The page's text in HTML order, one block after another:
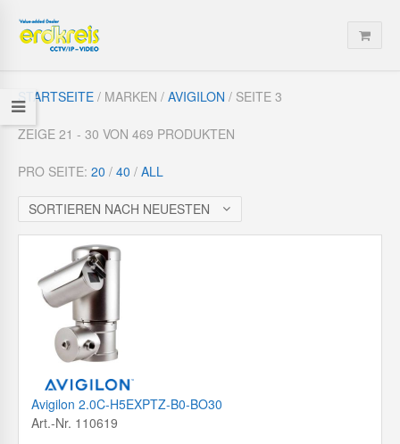
STARTSEITE / MARKEN / AVIGILON / SEITE 3
ZEIGE 21 - 30 VON 469 PRODUKTEN
PRO SEITE: 20 / 40 / ALL
SORTIEREN NACH NEUESTEN
Avigilon 2.0C-H5EXPTZ-B0-BO30
Art.-Nr. 110619